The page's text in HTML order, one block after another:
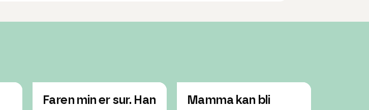
Faren min er sur. Han
Mamma kan bli